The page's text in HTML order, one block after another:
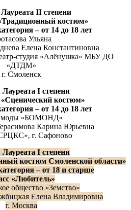
Лауреата II степени
костюм»
–от 14 до 18 лет
Ульяна
Елена Константиновна
студия «Алёнушка» МБУ ДО
«ДТДМ»
г. Смоленск
Лауреата I степени
«Сценический костюм»
–от 14 до 18 лет
моды «БОМОНД»
Карина Юрьевна
г. Сафоново
Лауреата I степени
костюм Смоленской области»
–от 18 и старше
«Любитель»
общество «Земство»
Елена Владимировна
г. Москва